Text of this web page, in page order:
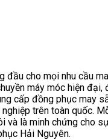
đầu cho mọi nhu cầu
máy móc hiện đại,
cấp đồng phục may
trên toàn quốc.
và là minh chứng cho
Hải Nguyên.